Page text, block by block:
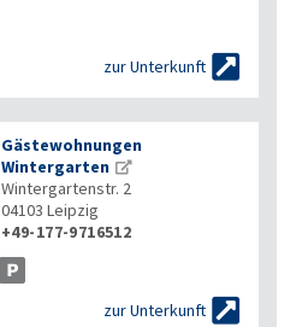
zur Unterkunft 
Gästewohnungen
Wintergarten
Wintergartenstr. 2
04103 Leipzig
+49-177-9716512
zur Unterkunft 